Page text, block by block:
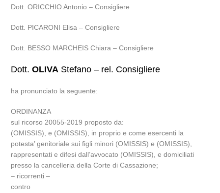
Dott. ORICCHIO Antonio – Consigliere
Dott. PICARONI Elisa – Consigliere
Dott. BESSO MARCHEIS Chiara – Consigliere
Dott.OLIVA Stefano – rel. Consigliere
ha pronunciato la seguente:
ORDINANZA
sul ricorso 20055-2019 proposto da:
(OMISSIS), e (OMISSIS), in proprio e come esercenti la
potesta’ genitoriale sui figli minori (OMISSIS) e (OMISSIS),
rappresentati e difesi dall’avvocato (OMISSIS), e domiciliati
presso la cancelleria della Corte di Cassazione;
– ricorrenti –
contro